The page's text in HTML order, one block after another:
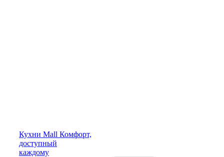
Кухни Mall Комфорт,
доступный
каждому